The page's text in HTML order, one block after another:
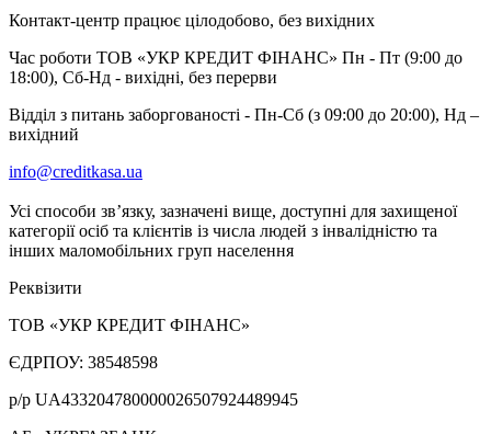
Контакт-центр працює цілодобово, без вихідних
Час роботи ТОВ «УКР КРЕДИТ ФІНАНС» Пн - Пт (9:00 до
18:00), Сб-Нд - вихідні, без перерви
Відділ з питань заборгованості - Пн-Сб (з 09:00 до 20:00), Нд –
вихідний
info@creditkasa.ua
Усі способи зв’язку, зазначені вище, доступні для захищеної
категорії осіб та клієнтів із числа людей з інвалідністю та
інших маломобільних груп населення
Реквізити
ТОВ «УКР КРЕДИТ ФІНАНС»
ЄДРПОУ: 38548598
р/р UA433204780000026507924489945